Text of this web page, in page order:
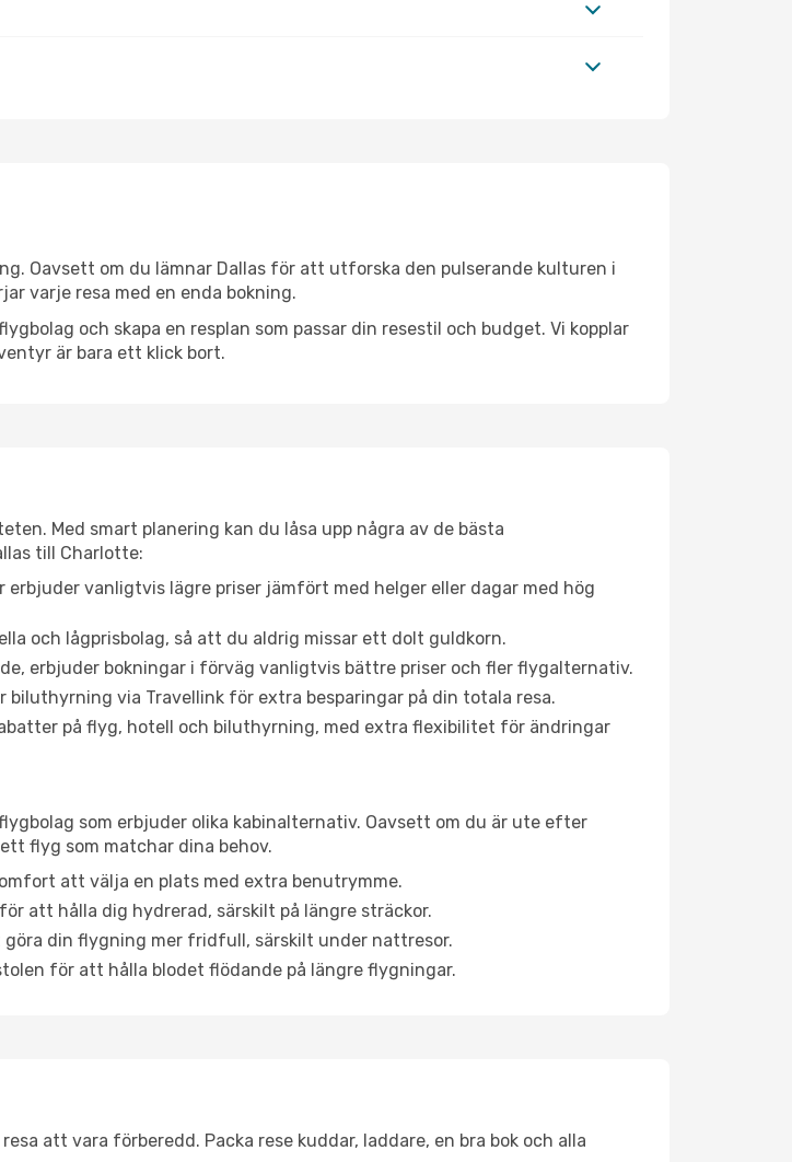
Oavsett om du lämnar Dallas för att utforska den pulserande kulturen i
varje resa med en enda bokning.
och skapa en resplan som passar din resestil och budget. Vi kopplar
är bara ett klick bort.
Med smart planering kan du låsa upp några av de bästa
till Charlotte:
erbjuder vanligtvis lägre priser jämfört med helger eller dagar med hög
och lågprisbolag, så att du aldrig missar ett dolt guldkorn.
erbjuder bokningar i förväg vanligtvis bättre priser och fler flygalternativ.
biluthyrning via Travellink för extra besparingar på din totala resa.
på flyg, hotell och biluthyrning, med extra flexibilitet för ändringar
som erbjuder olika kabinalternativ. Oavsett om du är ute efter
flyg som matchar dina behov.
att välja en plats med extra benutrymme.
att hålla dig hydrerad, särskilt på längre sträckor.
göra din flygning mer fridfull, särskilt under nattresor.
för att hålla blodet flödande på längre flygningar.
att vara förberedd. Packa rese kuddar, laddare, en bra bok och alla